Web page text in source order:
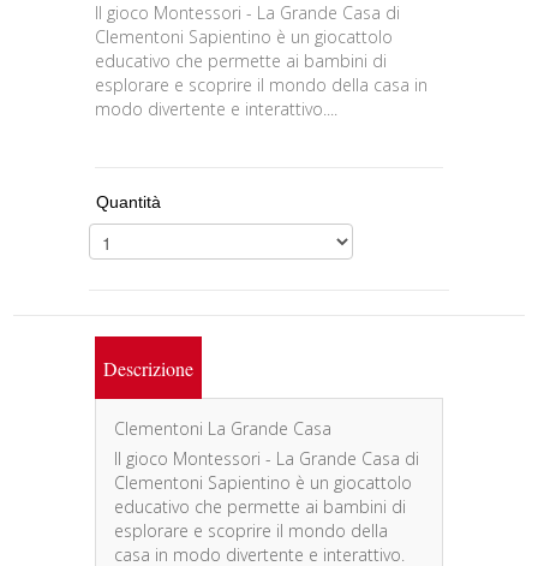
Il gioco Montessori - La Grande Casa di
Clementoni Sapientino è un giocattolo
educativo che permette ai bambini di
esplorare e scoprire il mondo della casa in
modo divertente e interattivo....
Quantità
Descrizione
Clementoni La Grande Casa
Il gioco Montessori - La Grande Casa di
Clementoni Sapientino è un giocattolo
educativo che permette ai bambini di
esplorare e scoprire il mondo della
casa in modo divertente e interattivo.